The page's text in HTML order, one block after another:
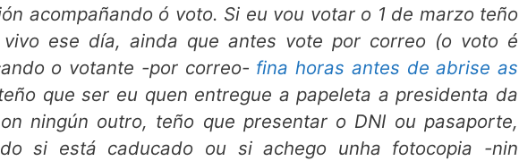
acompañando ó voto. Si eu vou votar o 1 de marzo teño
ese día, ainda que antes vote por correo (o voto é
o votante -por correo- fina horas antes de abrise as
que ser eu quen entregue a papeleta a presidenta da
ningún outro, teño que presentar o DNI ou pasaporte,
si está caducado ou si achego unha fotocopia -nin